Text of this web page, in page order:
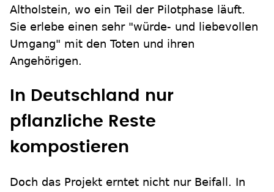
Altholstein, wo ein Teil der Pilotphase läuft.
Sie erlebe einen sehr "würde- und liebevollen
Umgang" mit den Toten und ihren
Angehörigen.
In Deutschland nur
pflanzliche Reste
kompostieren
Doch das Projekt erntet nicht nur Beifall. In